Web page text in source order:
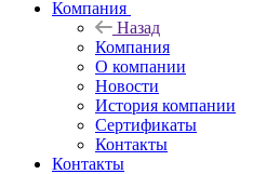
Компания
Назад
Компания
О компании
Новости
История компании
Сертификаты
Контакты
Контакты